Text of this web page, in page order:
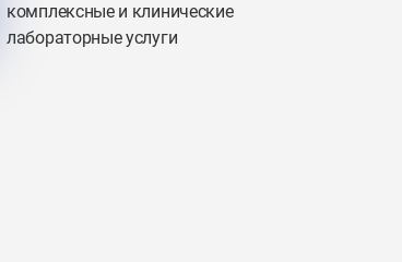
комплексные и клинические
лабораторные услуги